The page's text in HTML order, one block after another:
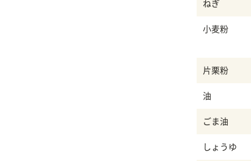
ねぎ
小麦粉
片栗粉
油
ごま油
しょうゆ